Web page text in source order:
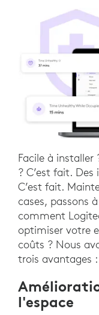
Facile à installer
? C’est fait.
C’est fait.
cases, passons
comment
optimiser votre
coûts ? Nous
trois avantages :
l'espace